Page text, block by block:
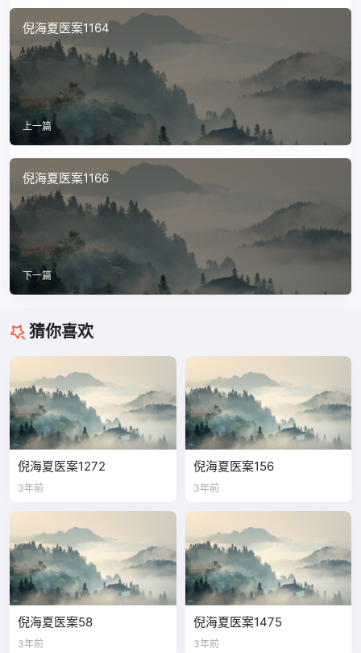
倪海夏医案1164
上一篇
倪海夏医案1166
下一篇
猜你喜欢
倪海夏医案1272
3年前
倪海夏医案156
3年前
倪海夏医案58
3年前
倪海夏医案1475
3年前